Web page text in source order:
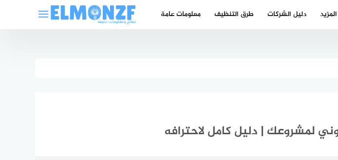
معلومات عامة طرق التنظيف دليل الشركات المزيد
لمشروعك | دليل كامل لاحترافه